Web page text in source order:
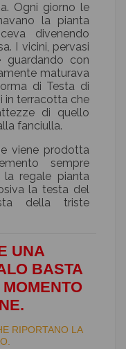
Ogni giorno le
la pianta
divenendo
I vicini, pervasi
con
maturava
di Testa di
in terracotta che
di quello
fanciulla.
viene prodotta
sempre
regale pianta
la testa del
della triste
UNA
BASTA
RIPORTANO LA